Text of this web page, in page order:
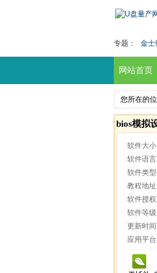
专题： 金士
网站首页
您所在的位
bios模拟
软件大小
软件语言
软件类型
教程地址
软件授权
软件等级
更新时间
应用平台